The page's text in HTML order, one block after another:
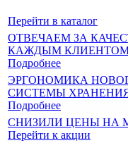
Перейти в каталог
ОТВЕЧАЕМ ЗА
КАЖДЫМ
Подробнее
ЭРГОНОМИКА
СИСТЕМЫ
Подробнее
СНИЗИЛИ ЦЕНЫ НА
Перейти к акции